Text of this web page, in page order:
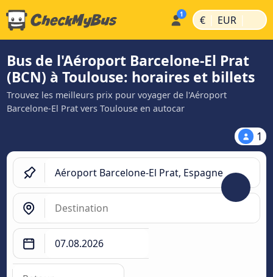
€ | EUR |
Bus de l'Aéroport Barcelone-El Prat
(BCN) à Toulouse: horaires et billets
Trouvez les meilleurs prix pour voyager de l'Aéroport
Barcelone-El Prat vers Toulouse en autocar
1